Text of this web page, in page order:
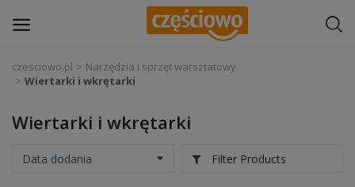
Zaloguj się
Zarejestruj
czesciowo.pl
Narzędzia i sprzęt warsztatowy
Wiertarki i wkrętarki
Wiertarki i wkrętarki
Filter Products